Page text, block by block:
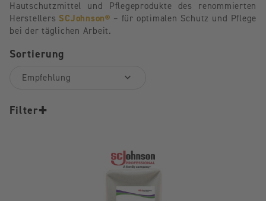
Hautschutzmittel und Pflegeprodukte des renommierten
Herstellers SCJohnson® – für optimalen Schutz und Pflege
bei der täglichen Arbeit.
Sortierung
Filter+